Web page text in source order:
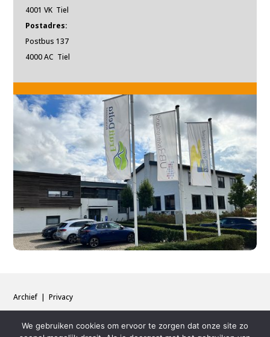
4001 VK Tiel
Postadres:
Postbus 137
4000 AC Tiel
Archief |Privacy
We gebruiken cookies om ervoor te zorgen dat onze site zo